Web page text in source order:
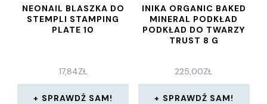
NEONAIL BLASZKA DO
STEMPLI STAMPING
PLATE 10
17,84ZŁ
SPRAWDŹ SAM!
INIKA ORGANIC BAKED
MINERAL PODKŁAD
PODKŁAD DO TWARZY
TRUST 8 G
225,00ZŁ
SPRAWDŹ SAM!